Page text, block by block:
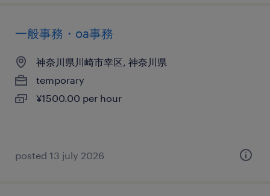
一般事務・oa事務
神奈川県川崎市幸区, 神奈川県
temporary
¥1500.00 per hour
posted 13 july 2026